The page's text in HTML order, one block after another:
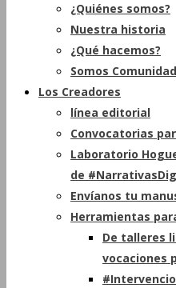
¿Quiénes somos?
Nuestra historia
¿Qué hacemos?
Somos Comunidad
Los Creadores
línea editorial
Convocatorias
Laboratorio
de
Envíanos tu
Herramientas
De talleres
vocaciones